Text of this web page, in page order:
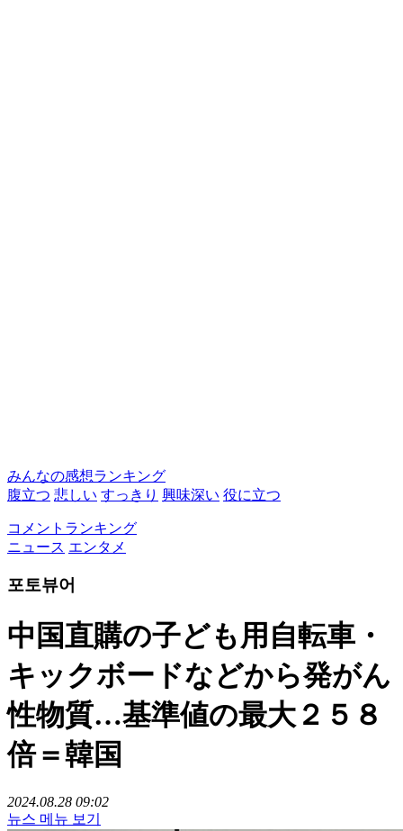
みんなの感想ランキング
腹立つ 悲しい すっきり 興味深い 役に立つ
コメントランキング
ニュース エンタメ
포토뷰어
中国直購の子ども用自転車・
キックボードなどから発がん
性物質…基準値の最大２５８
倍＝韓国
2024.08.28 09:02
뉴스 메뉴 보기